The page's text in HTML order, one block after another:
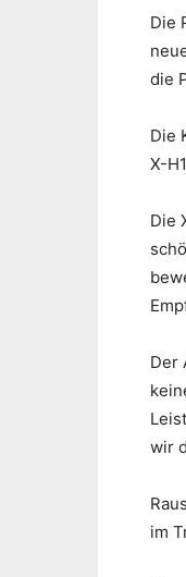
Die
die
Die
X-
Die
Der
wir
im